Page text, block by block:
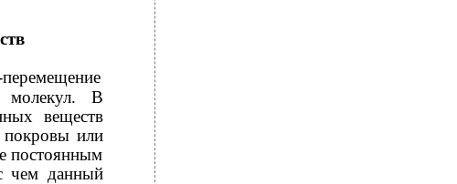
перемещение
молекул. В
веществ
покровы или
постоянным
чем данный